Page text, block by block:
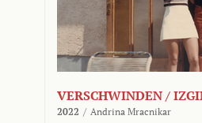
VERSCHWINDEN /
2022 / Andrina Mracnikar